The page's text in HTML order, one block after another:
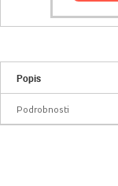
Popis
Podrobnosti